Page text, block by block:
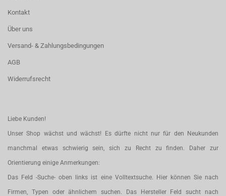
Kontakt
Über uns
Versand- & Zahlungsbedingungen
AGB
Widerrufsrecht
Liebe Kunden!
Unser Shop wächst und wächst! Es dürfte nicht nur für den Neukunden
manchmal etwas schwierig sein, sich zu Recht zu finden. Daher zur
Orientierung einige Anmerkungen:
Das Feld -Suche- oben links ist eine Volltextsuche. Hier können Sie nach
Firmen, Typen oder ähnlichem suchen. Das Hersteller Feld sucht nach